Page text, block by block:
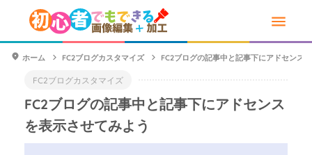
ホーム FC2ブログカスタマイズ FC2ブログの記事中と記事下にアドセンス
FC2ブログカスタマイズ
FC2ブログの記事中と記事下にアドセンス
を表示させてみよう